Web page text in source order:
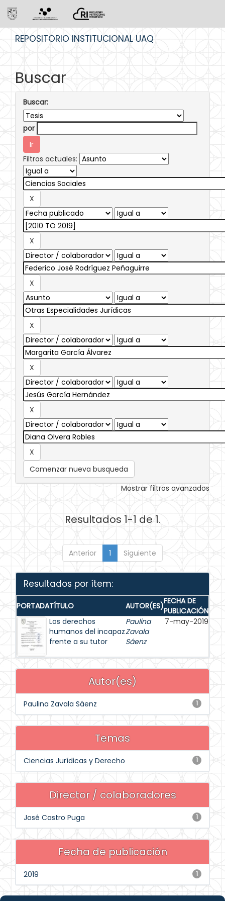
REPOSITORIO INSTITUCIONAL UAQ
Buscar
Buscar:
por
Filtros actuales:
Comenzar nueva busqueda
Mostrar filtros avanzados
Resultados 1-1 de 1.
Anterior 1 Siguiente
Resultados por ítem:
PORTADATÍTULO AUTOR(ES)FECHA DE
PUBLICACIÓN
Los derechos
humanos del incapaz
frente a su tutor
Paulina
Zavala
Sáenz
7-may-2019
Autor(es)
1
Paulina Zavala Sáenz
Temas
1
Ciencias Jurídicas y Derecho
Director / colaboradores
1
José Castro Puga
Fecha de publicación
1
2019